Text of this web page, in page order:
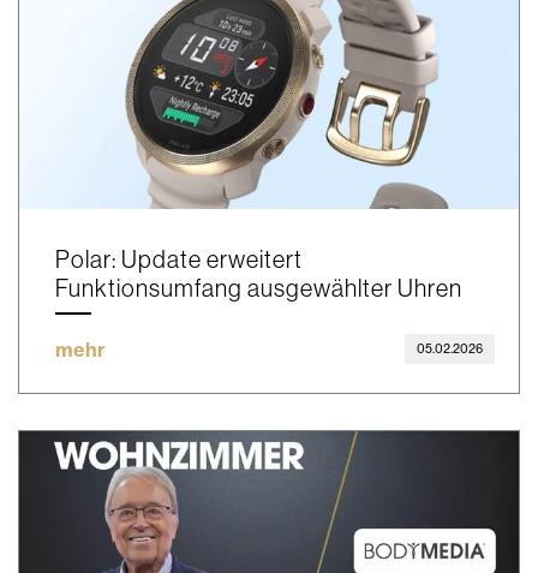
Polar: Update erweitert
Funktionsumfang ausgewählter Uhren
mehr 05.02.2026